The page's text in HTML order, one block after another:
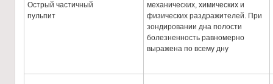
Острый частичный
пульпит
механических, химических и
физических раздражителей. При
зондировании дна полости
болезненность равномерно
выражена по всему дну